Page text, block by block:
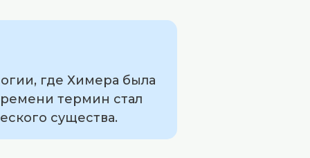
где Химера была
термин стал
существа.